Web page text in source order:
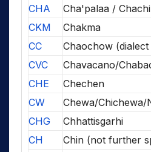
CHA
Cha'palaa / Chachi
CKM
Chakma
CC
Chaochow
CVC
Chavacano/
CHE
Chechen
CW
Chewa/Chichewa/
CHG
Chhattisgarhi
CH
Chin (not further